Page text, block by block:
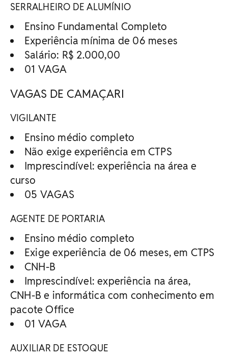
SERRALHEIRO DE ALUMÍNIO
Ensino Fundamental Completo
Experiência mínima de 06 meses
Salário: R$ 2.000,00
01 VAGA
VAGAS DE CAMAÇARI
VIGILANTE
Ensino médio completo
Não exige experiência em CTPS
Imprescindível: experiência na área e
curso
05 VAGAS
AGENTE DE PORTARIA
Ensino médio completo
Exige experiência de 06 meses, em CTPS
CNH-B
Imprescindível: experiência na área,
CNH-B e informática com conhecimento em
pacote Office
01 VAGA
AUXILIAR DE ESTOQUE